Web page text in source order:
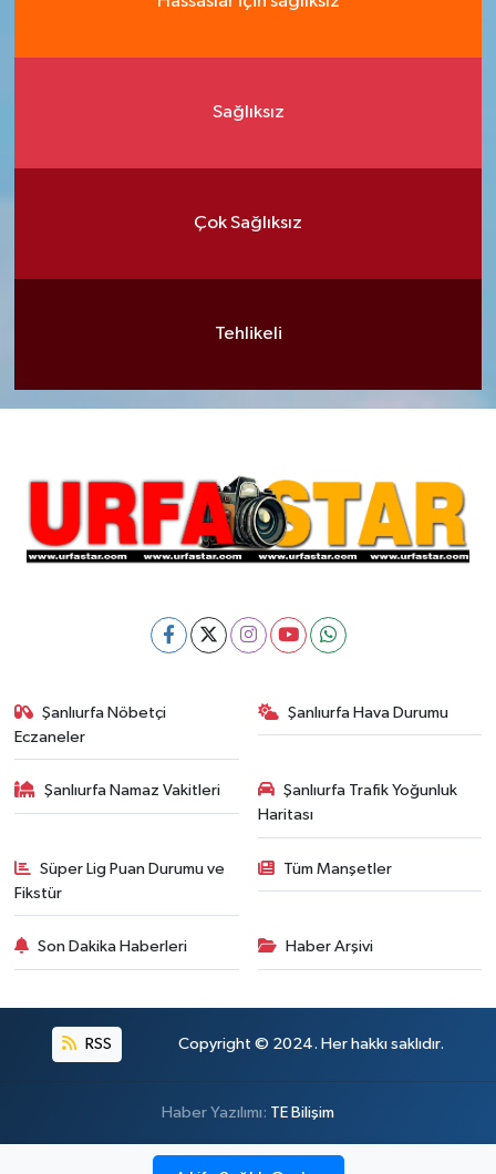
Sağlıksız
Çok Sağlıksız
Tehlikeli
Şanlıurfa Nöbetçi
Eczaneler
Şanlıurfa Hava Durumu
Şanlıurfa Namaz Vakitleri
Şanlıurfa Trafik Yoğunluk
Haritası
Süper Lig Puan Durumu ve
Fikstür
Tüm Manşetler
Son Dakika Haberleri Haber Arşivi
RSS Copyright © 2024. Her hakkı saklıdır.
Haber Yazılımı: TE Bilişim